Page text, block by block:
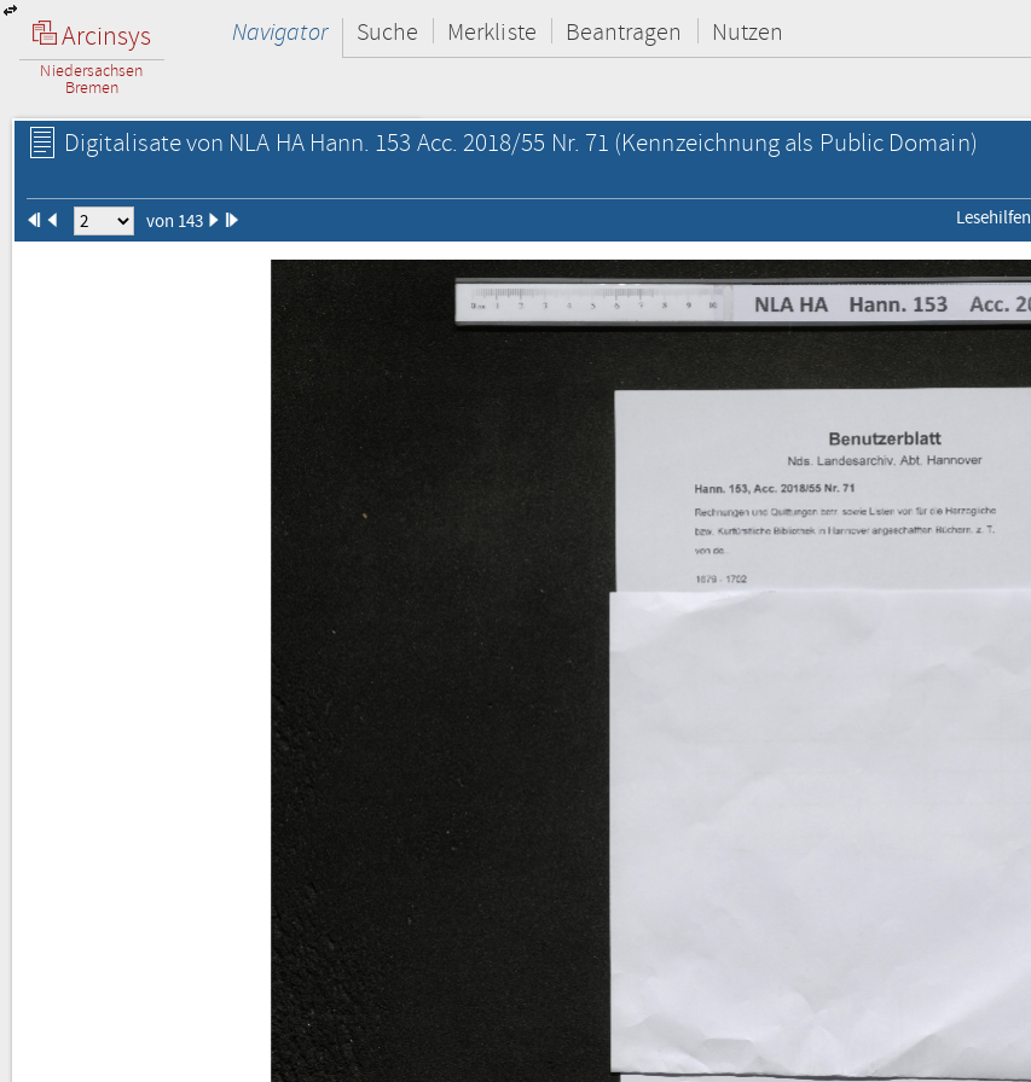
Arcinsys
Niedersachsen
Bremen
Navigator Suche Merkliste Beantragen Nutzen
Digitalisate von NLA HA Hann. 153 Acc. 2018/55 Nr. 71 (Kennzeichnung als Public Domain)
von 143 Lesehilfen